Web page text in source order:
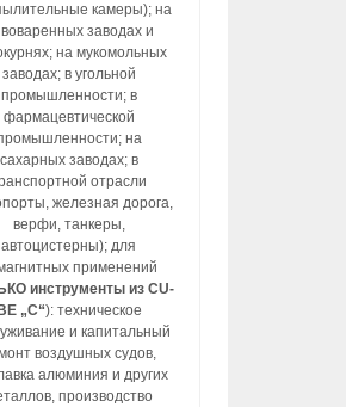
камеры); на
заводах и
на мукомольных
заводах; в угольной
промышленности; в
фармацевтической
на
сахарных заводах; в
отрасли
железная дорога,
верфи, танкеры,
автоцистерны); для
применений
инструменты из CU-
BE „C“): техническое
и капитальный
воздушных судов,
алюминия и других
производство